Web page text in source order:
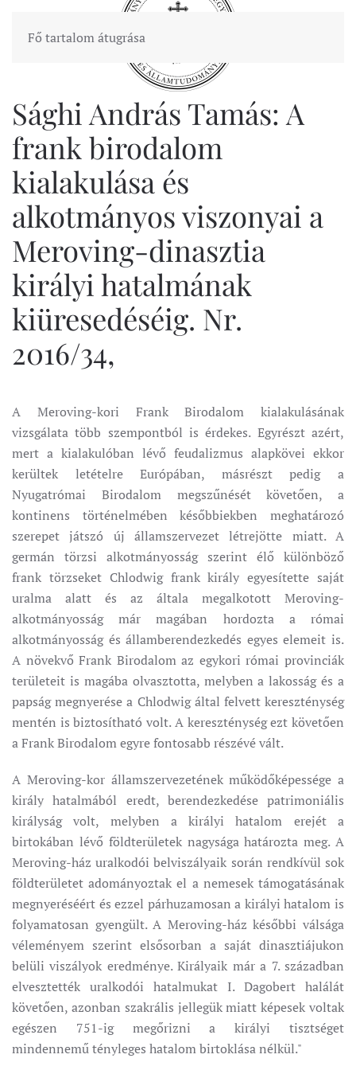
Fő tartalom átugrása
Sághi András Tamás: A
frank birodalom
kialakulása és
alkotmányos viszonyai a
Meroving-dinasztia
királyi hatalmának
kiüresedéséig. Nr.
2016/34,
A Meroving-kori Frank Birodalom kialakulásának
vizsgálata több szempontból is érdekes. Egyrészt azért,
mert a kialakulóban lévő feudalizmus alapkövei ekkor
kerültek letételre Európában, másrészt pedig a
Nyugatrómai Birodalom megszűnését követően, a
kontinens történelmében későbbiekben meghatározó
szerepet játszó új államszervezet létrejötte miatt. A
germán törzsi alkotmányosság szerint élő különböző
frank törzseket Chlodwig frank király egyesítette saját
uralma alatt és az általa megalkotott Meroving-
alkotmányosság már magában hordozta a római
alkotmányosság és államberendezkedés egyes elemeit is.
A növekvő Frank Birodalom az egykori római provinciák
területeit is magába olvasztotta, melyben a lakosság és a
papság megnyerése a Chlodwig által felvett kereszténység
mentén is biztosítható volt. A kereszténység ezt követően
a Frank Birodalom egyre fontosabb részévé vált.
A Meroving-kor államszervezetének működőképessége a
király hatalmából eredt, berendezkedése patrimoniális
királyság volt, melyben a királyi hatalom erejét a
birtokában lévő földterületek nagysága határozta meg. A
Meroving-ház uralkodói belviszályaik során rendkívül sok
földterületet adományoztak el a nemesek támogatásának
megnyeréséért és ezzel párhuzamosan a királyi hatalom is
folyamatosan gyengült. A Meroving-ház későbbi válsága
véleményem szerint elsősorban a saját dinasztiájukon
belüli viszályok eredménye. Királyaik már a 7. században
elvesztették uralkodói hatalmukat I. Dagobert halálát
követően, azonban szakrális jellegük miatt képesek voltak
egészen 751-ig megőrizni a királyi tisztséget
mindennemű tényleges hatalom birtoklása nélkül."